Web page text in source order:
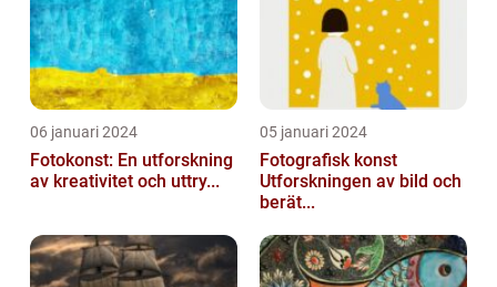
06 januari 2024
Fotokonst: En utforskning
av kreativitet och uttry...
05 januari 2024
Fotografisk konst
Utforskningen av bild och
berät...